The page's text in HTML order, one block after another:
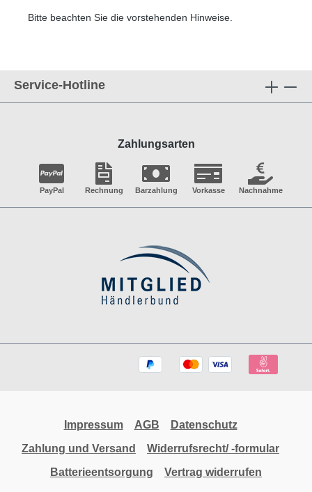
Bitte beachten Sie die vorstehenden Hinweise.
Service-Hotline
Zahlungsarten
PayPal Rechnung Barzahlung Vorkasse Nachnahme
Impressum AGB
Datenschutz
Zahlung und Versand
Widerrufsrecht/ -formular
Batterieentsorgung
Vertrag widerrufen